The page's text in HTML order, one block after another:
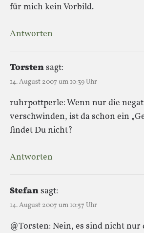
für mich kein Vorbild.
Antworten
Torstensagt:
14. August 2007 um 10:39 Uhr
ruhrpottperle: Wenn nur die
verschwinden, ist da schon ein
findet Du nicht?
Antworten
Stefansagt:
14. August 2007 um 10:57 Uhr
@Torsten: Nein, es sind nicht nur